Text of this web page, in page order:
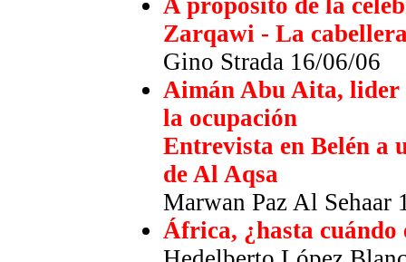
A propósito de la
Zarqawi - La
Gino Strada 16/06/06
Aimán Abu Aita, lider
la ocupación
Entrevista en Belén a
de Al Aqsa
Marwan Paz Al Sehaar
África, ¿hasta cuándo